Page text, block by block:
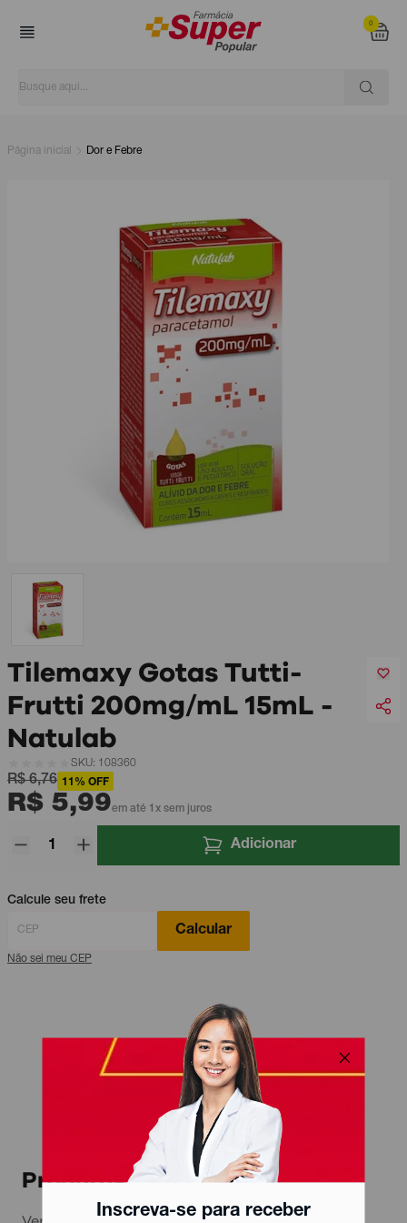
0
Inscreva-se para receber
Página inicial Dor e Febre
Tilemaxy Gotas Tutti-
Frutti 200mg/mL 15mL -
Natulab
SKU: 108360
R$ 6,76 11% OFF
R$ 5,99em até 1x sem juros
Adicionar
Calcule seu frete
Calcular
Não sei meu CEP
Produtos relacionados